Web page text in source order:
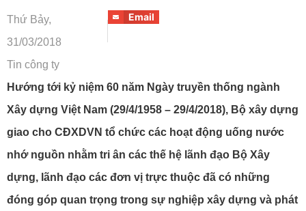
Thứ Bảy,
31/03/2018
Tin công ty
Email
Hướng tới kỷ niệm 60 năm Ngày truyền thống ngành
Xây dựng Việt Nam (29/4/1958 – 29/4/2018), Bộ xây dựng
giao cho CĐXDVN tổ chức các hoạt động uống nước
nhớ nguồn nhằm tri ân các thế hệ lãnh đạo Bộ Xây
dựng, lãnh đạo các đơn vị trực thuộc đã có những
đóng góp quan trọng trong sự nghiệp xây dựng và phát